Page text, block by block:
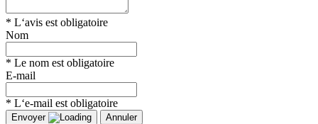
* L‘avis est obligatoire
Nom
* Le nom est obligatoire
E-mail
* L‘e-mail est obligatoire
Envoyer Annuler